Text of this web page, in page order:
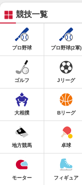
競技一覧
プロ野球 プロ野球(2軍)
ゴルフ Jリーグ
大相撲 Bリーグ
地方競馬 卓球
モーター フィギュア